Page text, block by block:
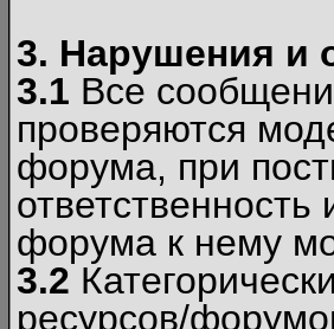
3. Нарушения и
3.1 Все
проверяются
форума, при
форума к нему
3.2
ресурсов/